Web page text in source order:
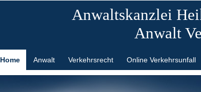
Anwaltskanzlei
Anwalt
Home Anwalt Verkehrsrecht Online Verkehrsunfall